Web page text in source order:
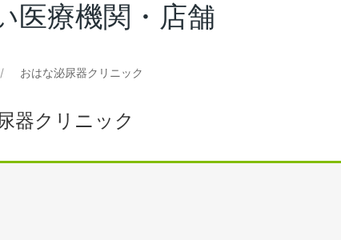
医療機関・店舗
おはな泌尿器クリニック
器クリニック